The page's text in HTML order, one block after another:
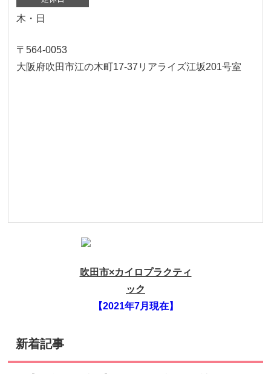
木・日
〒564-0053
大阪府吹田市江の木町17‐37リアライズ江坂201号室
吹田市×カイロプラクティ
ック
【2021年7月現在】
新着記事